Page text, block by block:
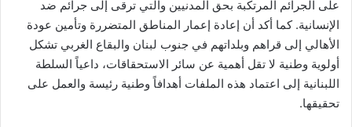
على الجرائم المرتكبة بحق المدنيين والتي ترقى إلى جرائم ضد
الإنسانية. كما أكد أن إعادة إعمار المناطق المتضررة وتأمين عودة
الأهالي إلى قراهم وبلداتهم في جنوب لبنان والبقاع الغربي تشكل
أولوية وطنية لا تقل أهمية عن سائر الاستحقاقات، داعياً السلطة
اللبنانية إلى اعتماد هذه الملفات أهدافاً وطنية رئيسة والعمل على
تحقيقها.